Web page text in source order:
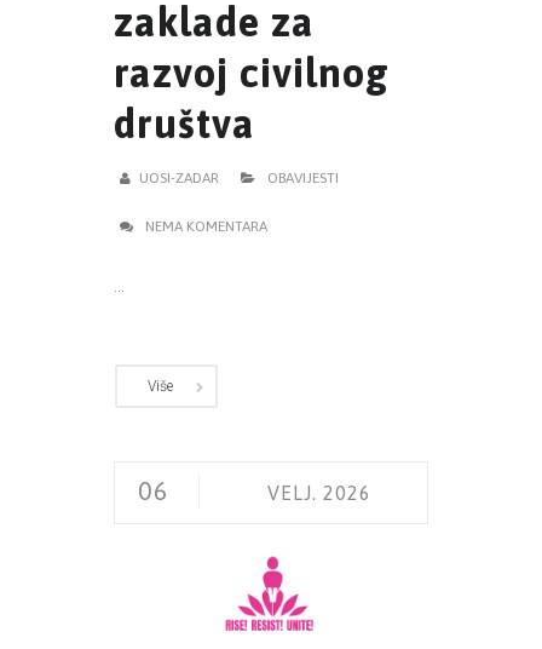
zaklade za
razvoj civilnog
društva
UOSI-ZADAR OBAVIJESTI
NEMA KOMENTARA
...
Više
06 VELJ. 2026